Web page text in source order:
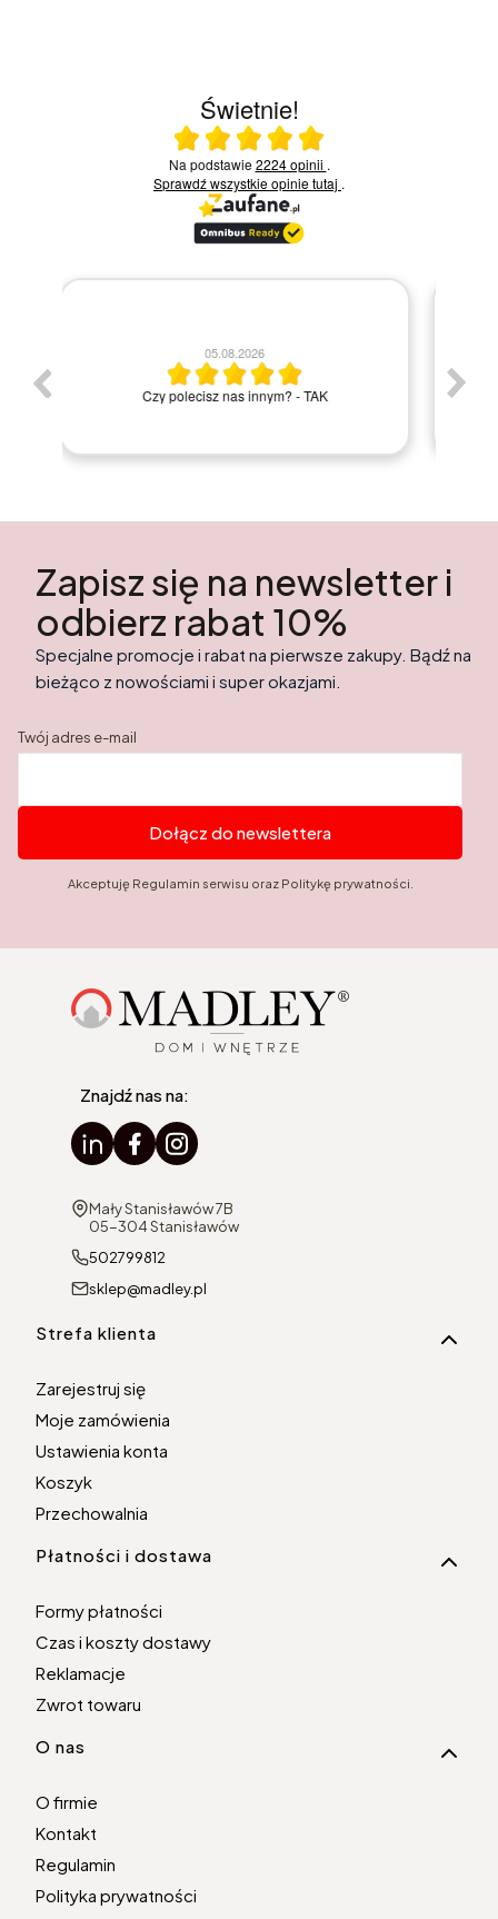
Świetnie!
Ocena średnia 5 na 5
Na podstawie2224 opinii .
Sprawdź wszystkie opinietutaj .
Bardzo szybka dostawa wszystko ok
Elżbieta M.
Zapisz się na newsletter i
odbierz rabat 10%
Specjalne promocje i rabat na pierwsze zakupy. Bądź na
bieżąco z nowościami i super okazjami.
Twój adres e-mail
Dołącz do newslettera
Akceptuję Regulamin serwisu oraz Politykę prywatności.
Znajdź nas na:
Adres:
Mały Stanisławów 7B
05-304 Stanisławów
502799812
sklep@madley.pl
Linki w stopce
Strefa klienta
Zarejestruj się
Moje zamówienia
Ustawienia konta
Koszyk
Przechowalnia
Płatności i dostawa
Formy płatności
Czas i koszty dostawy
Reklamacje
Zwrot towaru
O nas
O firmie
Kontakt
Regulamin
Polityka prywatności